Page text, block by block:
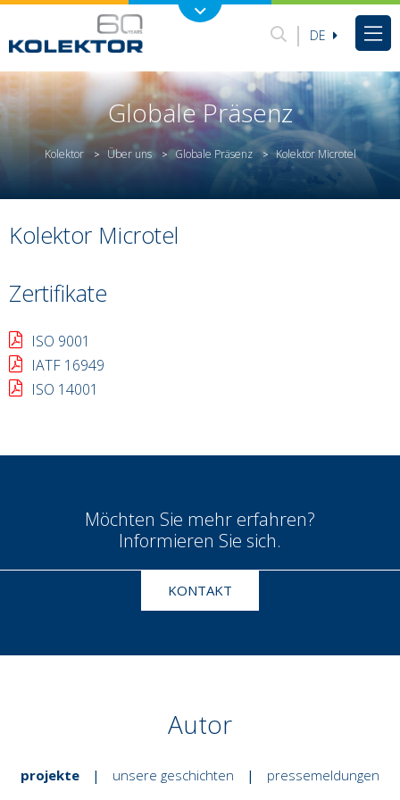
DE
Globale Präsenz
Kolektor > Über uns > Globale Präsenz > Kolektor Microtel
Kolektor Microtel
Zertifikate
ISO 9001
IATF 16949
ISO 14001
Möchten Sie mehr erfahren?
Informieren Sie sich.
KONTAKT
Autor
projekte | unsere geschichten | pressemeldungen